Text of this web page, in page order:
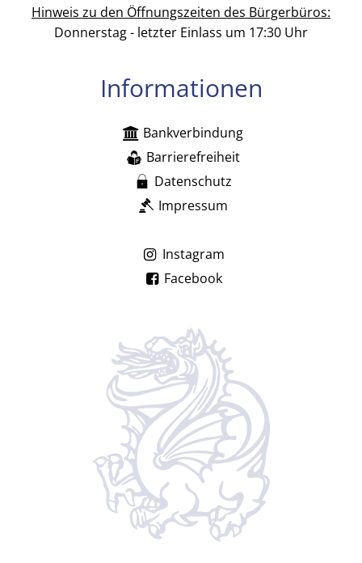
Hinweis zu den Öffnungszeiten des Bürgerbüros:
Donnerstag - letzter Einlass um 17:30 Uhr
Informationen
Bankverbindung
Barrierefreiheit
Datenschutz
Impressum
Instagram
Facebook